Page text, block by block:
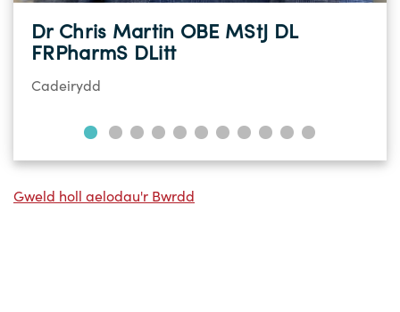
Dr Chris Martin OBE MStJ DL
FRPharmS DLitt
Cadeirydd
Gweld holl aelodau'r Bwrdd